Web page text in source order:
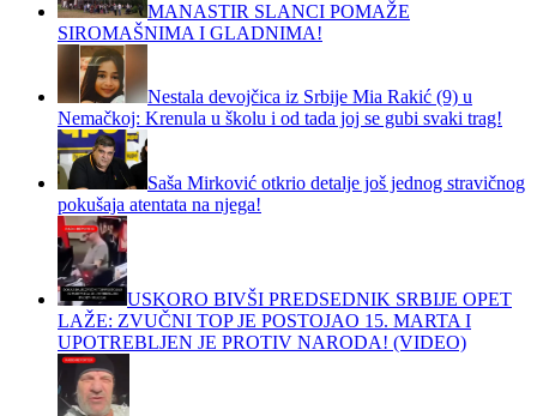
MANASTIR SLANCI POMAŽE
SIROMAŠNIMA I GLADNIMA!
Nestala devojčica iz Srbije Mia Rakić (9) u
Nemačkoj: Krenula u školu i od tada joj se gubi svaki trag!
Saša Mirković otkrio detalje još jednog stravičnog
pokušaja atentata na njega!
USKORO BIVŠI PREDSEDNIK SRBIJE OPET
LAŽE: ZVUČNI TOP JE POSTOJAO 15. MARTA I
UPOTREBLJEN JE PROTIV NARODA! (VIDEO)